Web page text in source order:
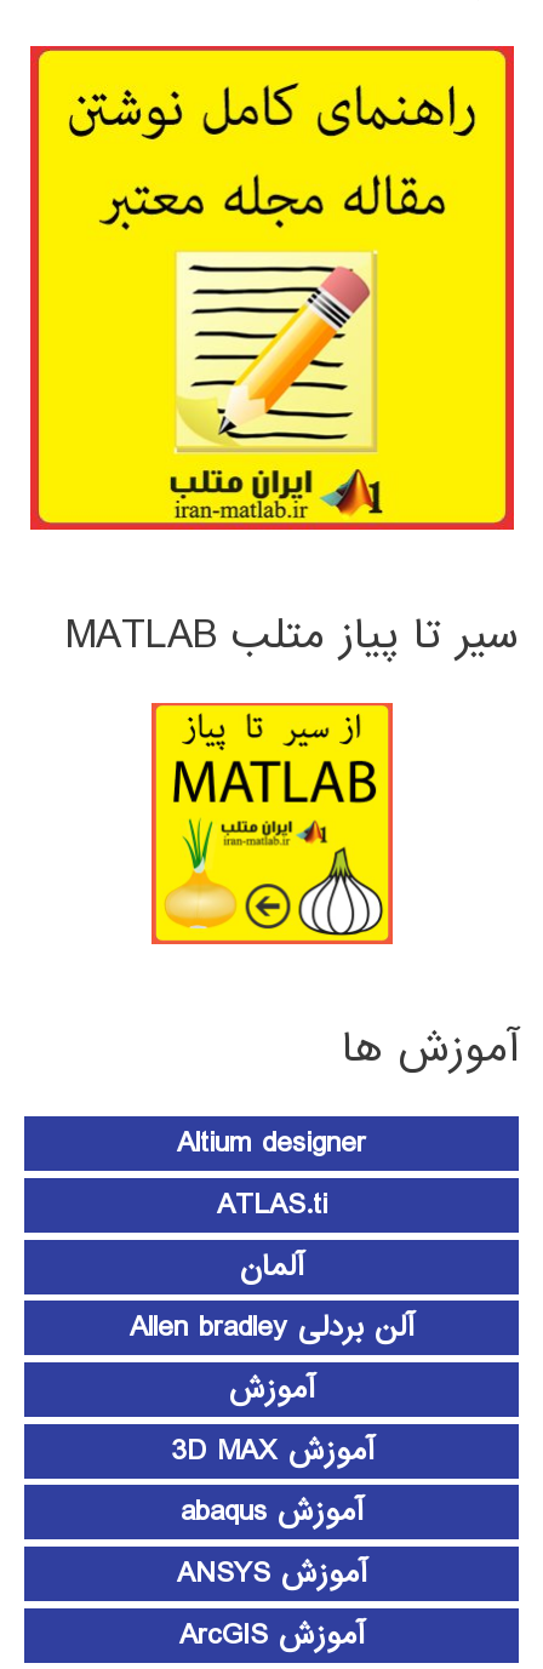
سیر تا پیاز متلب MATLAB
آموزش ها
Altium designer
ATLAS.ti
آلمان
آلن بردلی Allen bradley
آموزش
آموزش 3D MAX
آموزش abaqus
آموزش ANSYS
آموزش ArcGIS